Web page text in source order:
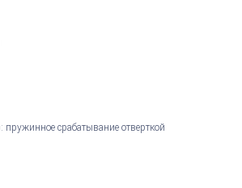
срабатывание отверткой